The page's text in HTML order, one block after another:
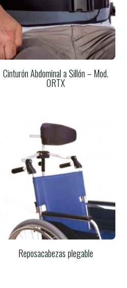
Cinturón Abdominal a Sillón – Mod.
ORTX
Reposacabezas plegable